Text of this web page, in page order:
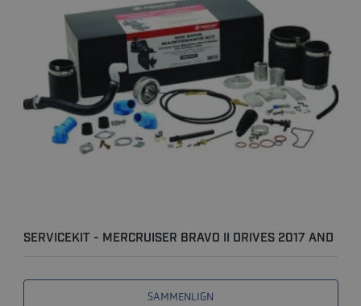
SERVICEKIT - MERCRUISER BRAVO II DRIVES 2017 AND
SAMMENLIGN